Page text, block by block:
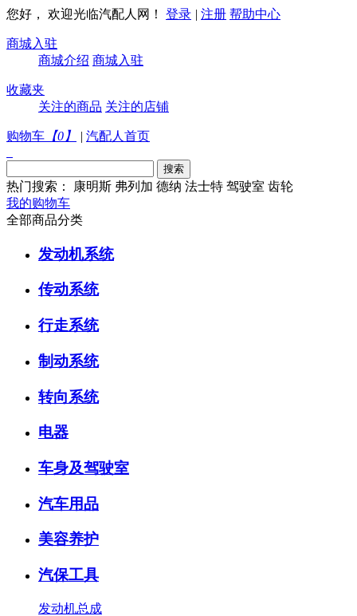
您好， 欢迎光临汽配人网！ 登录 | 注册 帮助中心
商城入驻
商城介绍 商城入驻
收藏夹
关注的商品 关注的店铺
购物车 【0 】 | 汽配人首页
热门搜索： 康明斯 弗列加 德纳 法士特 驾驶室 齿轮
我的购物车
全部商品分类
发动机系统
传动系统
行走系统
制动系统
转向系统
电器
车身及驾驶室
汽车用品
美容养护
汽保工具
发动机总成